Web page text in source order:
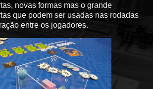
novas formas mas o grande
que podem ser usadas nas rodadas
entre os jogadores.